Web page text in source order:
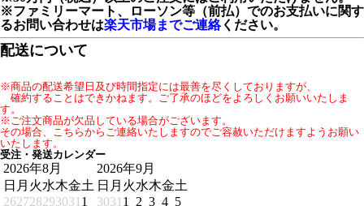
※ファミリーマート、ローソン等（前払）でのお支払いに関す
るお問い合わせは楽天市場までご連絡ください。
配送について
※商品の配送希望日及び時間指定には最善を尽くしておりますが、
確約することはできかねます。ご了承のほどをよろしくお願いいたしま
す。
※ご注文商品が欠品している場合がございます。
その場合、こちらからご連絡いたしますのでご容赦いただけますようお願い
いたします。
受注・発送カレンダー
2026年8月
日 月 火水木金土
262728293031 1
2026年9月
日 月 火水木金土
3031 1 2 3 4 5